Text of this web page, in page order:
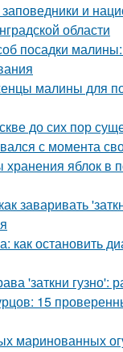
и
области
посадки малины:
малины для
до сих пор
с момента
яблок в
заваривать
как остановить
'заткни гузно':
15
маринованных